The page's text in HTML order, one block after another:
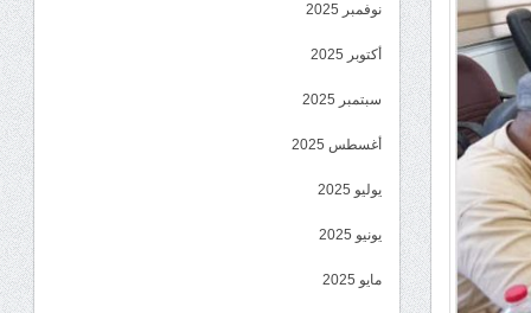
نوفمبر 2025
أكتوبر 2025
سبتمبر 2025
أغسطس 2025
يوليو 2025
يونيو 2025
مايو 2025